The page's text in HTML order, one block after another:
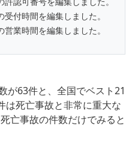
受付時間を編集しました。
営業時間を編集しました。
が63件と、全国でベスト21
は死亡事故と非常に重大な
亡事故の件数だけでみると